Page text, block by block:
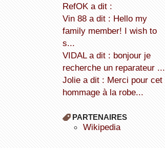
refOK a dit :
Vin 88 a dit : Hello my
family member! I wish to
s...
VIDAL a dit : bonjour je
recherche un reparateur ...
Jolie a dit : Merci pour cet
hommage à la robe...
PARTENAIRES
wikipedia